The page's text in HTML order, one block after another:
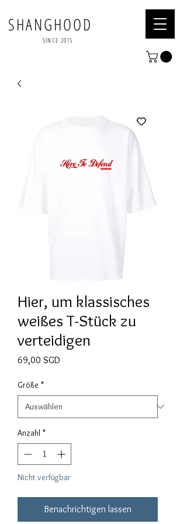
SHANGHOOD
SINCE 2015
Hier, um klassisches
weißes T-Stück zu
verteidigen
69,00 SGD
Größe *
Anzahl *
Nicht verfügbar
Benachrichtigen lassen